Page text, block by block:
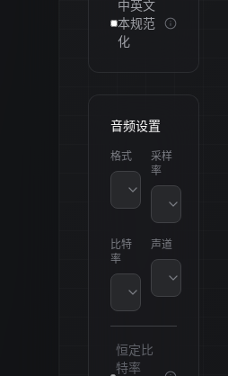
中英文
本规范
化
音频设置
格式
MP3
采样
率
32000 Hz
比特
率
128 kbps
声道
单声道
恒定比
特率